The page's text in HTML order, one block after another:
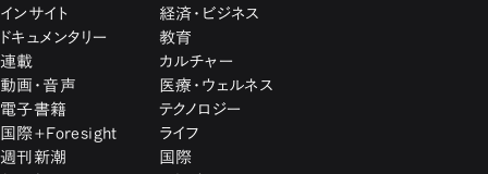
インサイト
ドキュメンタリー
連載
動画・音声
電子書籍
国際+Foresight
週刊新潮
経済・ビジネス
教育
カルチャー
医療・ウェルネス
テクノロジー
ライフ
国際